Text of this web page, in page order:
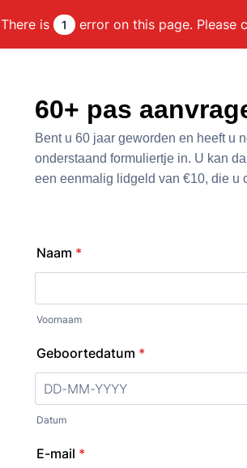
There is 1 error on this page. Please
60+ pas
Bent u 60 jaar geworden en heeft u
onderstaand formuliertje in. U kan
een eenmalig lidgeld van €10, die u
Naam *
Voornaam
Geboortedatum *
Datum
E-mail *